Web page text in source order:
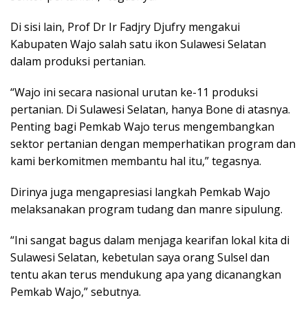
Di sisi lain, Prof Dr Ir Fadjry Djufry mengakui
Kabupaten Wajo salah satu ikon Sulawesi Selatan
dalam produksi pertanian.
“Wajo ini secara nasional urutan ke-11 produksi
pertanian. Di Sulawesi Selatan, hanya Bone di atasnya.
Penting bagi Pemkab Wajo terus mengembangkan
sektor pertanian dengan memperhatikan program dan
kami berkomitmen membantu hal itu,” tegasnya.
Dirinya juga mengapresiasi langkah Pemkab Wajo
melaksanakan program tudang dan manre sipulung.
“Ini sangat bagus dalam menjaga kearifan lokal kita di
Sulawesi Selatan, kebetulan saya orang Sulsel dan
tentu akan terus mendukung apa yang dicanangkan
Pemkab Wajo,” sebutnya.